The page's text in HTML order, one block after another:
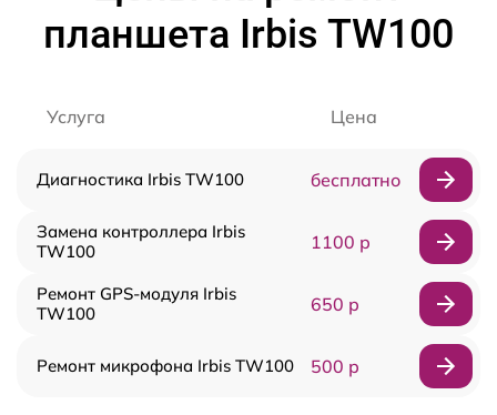
планшета Irbis TW100
Услуга Цена
Диагностика Irbis TW100 бесплатно
Замена контроллера Irbis
TW100
1100 р
Ремонт GPS-модуля Irbis
TW100
650 р
Ремонт микрофона Irbis TW100 500 р